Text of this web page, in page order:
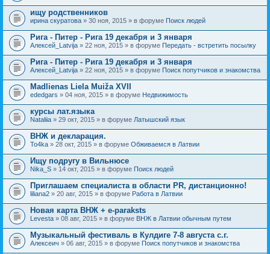
ищу родственников
ирина скуратова » 30 ноя, 2015 » в форуме Поиск людей
Рига - Питер - Рига 19 декабря и 3 января
Алексей_Latvija » 22 ноя, 2015 » в форуме Передать - встретить посылку
Рига - Питер - Рига 19 декабря и 3 января
Алексей_Latvija » 22 ноя, 2015 » в форуме Поиск попутчиков и знакомства
Madlienas Liela Muiža XVII
ededgars » 04 ноя, 2015 » в форуме Недвижимость
курсы лат.языка
Nataliia » 29 окт, 2015 » в форуме Латышский язык
ВНЖ и декларация.
To4ka » 28 окт, 2015 » в форуме Обживаемся в Латвии
Ищу подругу в Вильнюсе
Nika_S » 14 окт, 2015 » в форуме Поиск людей
Приглашаем специалиста в области PR, дистанционно!
liliana2 » 20 авг, 2015 » в форуме Работа в Латвии
Новая карта ВНЖ + e-paraksts
Levesta » 08 авг, 2015 » в форуме ВНЖ в Латвии обычным путем
Музыкальный фестиваль в Кулдиге 7-8 августа с.г.
Алексеич » 06 авг, 2015 » в форуме Поиск попутчиков и знакомства